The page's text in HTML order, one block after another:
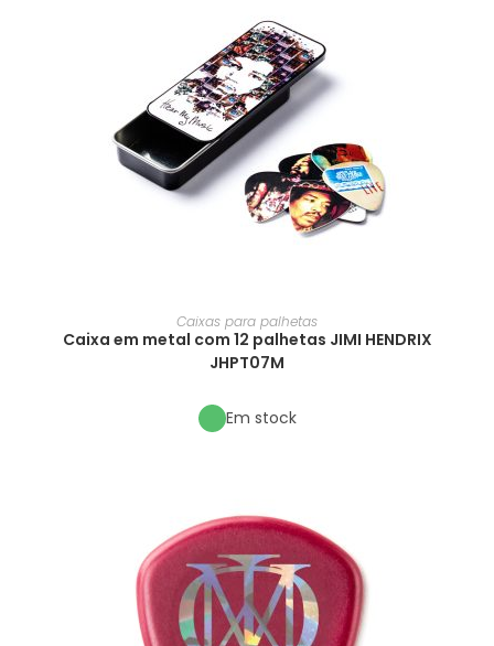
Caixas para palhetas
Caixa em metal com 12 palhetas JIMI HENDRIX
JHPT07M
Em stock